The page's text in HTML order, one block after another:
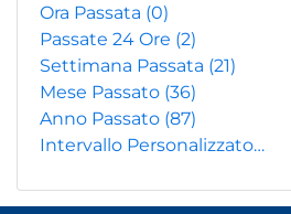
Ora Passata (0)
Passate 24 Ore (2)
Settimana Passata (21)
Mese Passato (36)
Anno Passato (87)
Intervallo Personalizzato…